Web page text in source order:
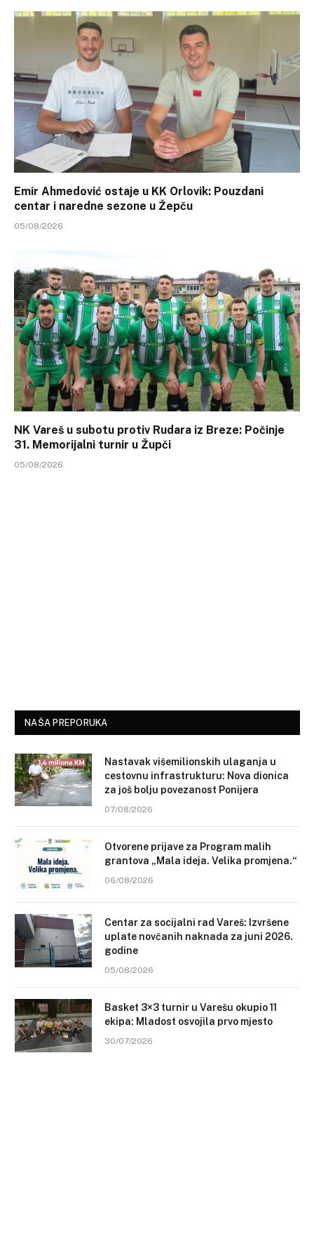
Emir Ahmedović ostaje u KK Orlovik: Pouzdani
centar i naredne sezone u Žepču
05/08/2026
NK Vareš u subotu protiv Rudara iz Breze: Počinje
31. Memorijalni turnir u Župči
05/08/2026
NAŠA PREPORUKA
Nastavak višemilionskih ulaganja u
cestovnu infrastrukturu: Nova dionica
za još bolju povezanost Ponijera
07/08/2026
Otvorene prijave za Program malih
grantova „Mala ideja. Velika promjena.“
06/08/2026
Centar za socijalni rad Vareš: Izvršene
uplate novčanih naknada za juni 2026.
godine
05/08/2026
Basket 3×3 turnir u Varešu okupio 11
ekipa: Mladost osvojila prvo mjesto
30/07/2026